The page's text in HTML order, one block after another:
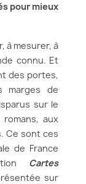
pour mieux
à mesurer, à
connu. Et
des portes,
marges de
sur le
aux
Ce sont ces
de France
Cartes
sur